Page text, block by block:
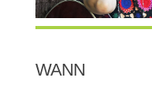
WANN